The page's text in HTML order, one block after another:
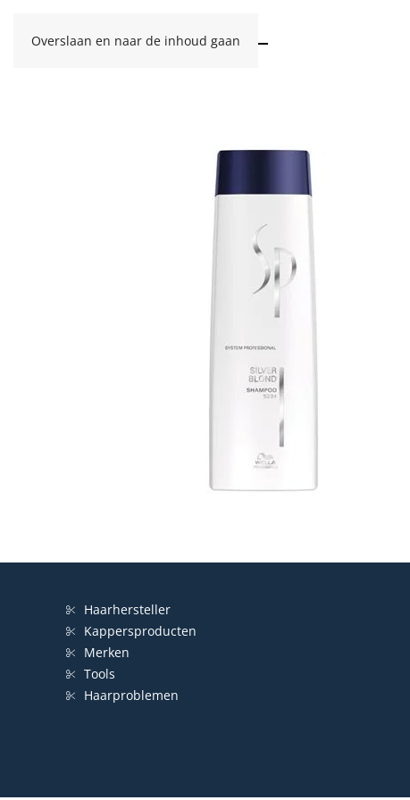
Overslaan en naar de inhoud gaan
Haarhersteller
Kappersproducten
Merken
Tools
Haarproblemen